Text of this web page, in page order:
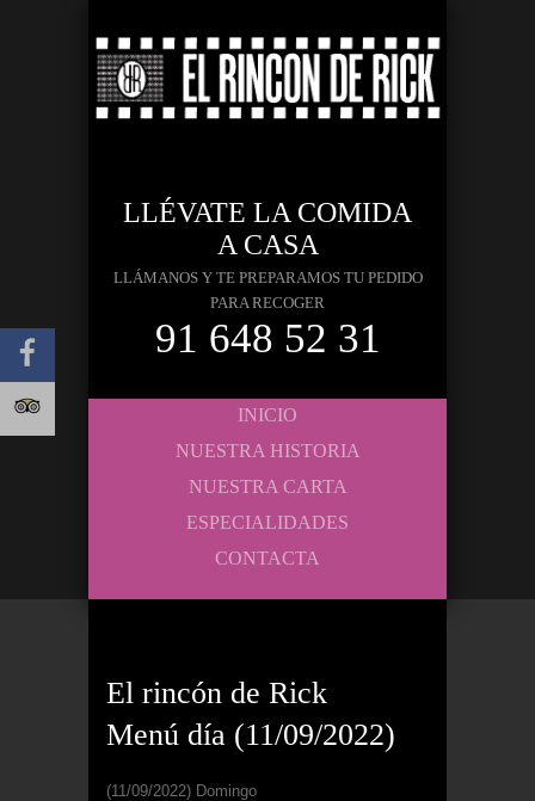
LLÉVATE LA COMIDA
A CASA
LLÁMANOS Y TE PREPARAMOS TU PEDIDO
PARA RECOGER
91 648 52 31
INICIO
NUESTRA HISTORIA
NUESTRA CARTA
ESPECIALIDADES
CONTACTA
El rincón de Rick
Menú día (11/09/2022)
(11/09/2022) Domingo